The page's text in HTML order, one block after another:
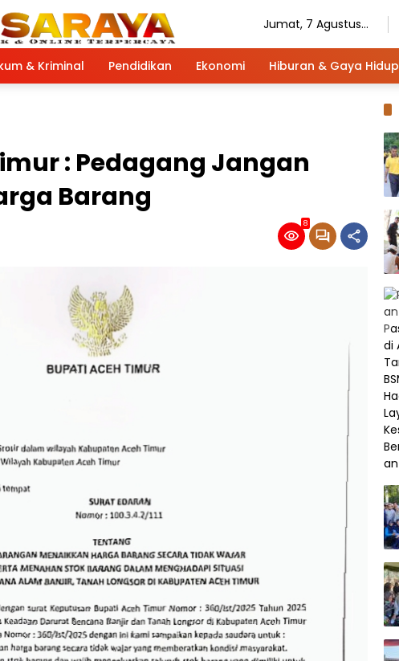
Jumat, 7 Agustus
& Kriminal Pendidikan Ekonomi Hiburan & Gaya Hidup
: Pedagang Jangan
Barang
8